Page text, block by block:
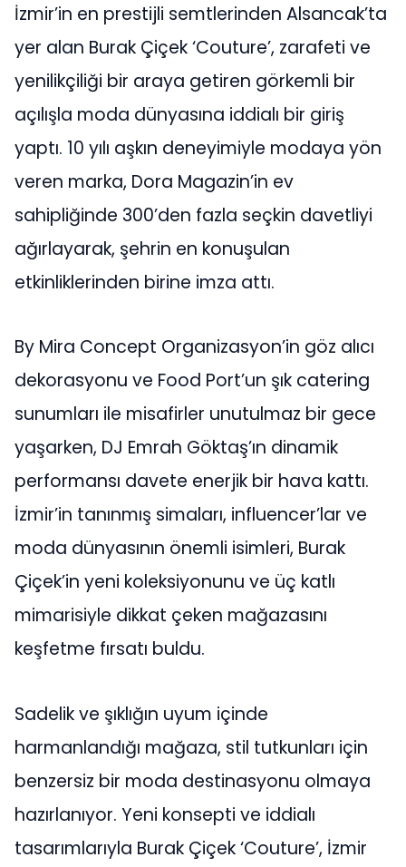
İzmir’in en prestijli semtlerinden Alsancak’ta
yer alan Burak Çiçek ‘Couture’, zarafeti ve
yenilikçiliği bir araya getiren görkemli bir
açılışla moda dünyasına iddialı bir giriş
yaptı. 10 yılı aşkın deneyimiyle modaya yön
veren marka, Dora Magazin’in ev
sahipliğinde 300’den fazla seçkin davetliyi
ağırlayarak, şehrin en konuşulan
etkinliklerinden birine imza attı.
By Mira Concept Organizasyon’in göz alıcı
dekorasyonu ve Food Port’un şık catering
sunumları ile misafirler unutulmaz bir gece
yaşarken, DJ Emrah Göktaş’ın dinamik
performansı davete enerjik bir hava kattı.
İzmir’in tanınmış simaları, influencer’lar ve
moda dünyasının önemli isimleri, Burak
Çiçek’in yeni koleksiyonunu ve üç katlı
mimarisiyle dikkat çeken mağazasını
keşfetme fırsatı buldu.
Sadelik ve şıklığın uyum içinde
harmanlandığı mağaza, stil tutkunları için
benzersiz bir moda destinasyonu olmaya
hazırlanıyor. Yeni konsepti ve iddialı
tasarımlarıyla Burak Çiçek ‘Couture’, İzmir